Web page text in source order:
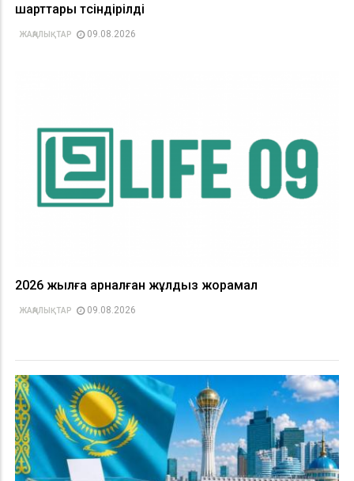
шарттары түсіндірілді
ЖАҢАЛЫҚТАР 09.08.2026
2026 жылға арналған жұлдыз жорамал
ЖАҢАЛЫҚТАР 09.08.2026